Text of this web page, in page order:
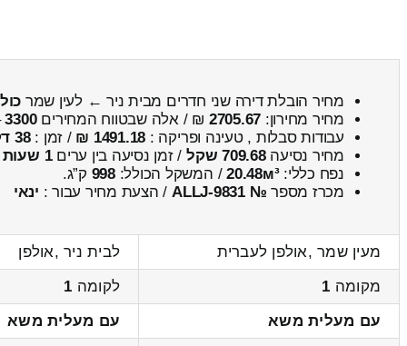
מחיר הובלת דירה שני חדרים מבית ניר ← לעין שמר
מחיר מחירון: 2705.67 ₪ / אלה שבטווח המחירים3300
עבודות סבלות , טעינה ופריקה : 1491.18 ₪ / זמן :38 דקות 19 שניות
מחיר נסיעה709.68 שקל / זמן נסיעה בין ערים1 שעות , 14 דקות
נפח כללי:20.48м³/ המשקל הכולל:998 ק”ג.
מכרז מספר № ALLJ-9831 / הצעת מחיר עבור : ינאי
מעין שמר ,אולפן לעברית
לבית ניר ,אולפן
מקומה 1 לקומה 1
עם מעלית משא
עם מעלית משא